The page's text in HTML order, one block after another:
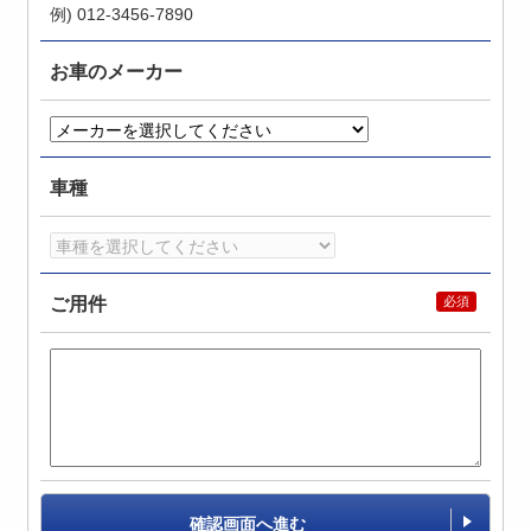
例) 012-3456-7890
お車のメーカー
車種
ご用件
確認画面へ進む